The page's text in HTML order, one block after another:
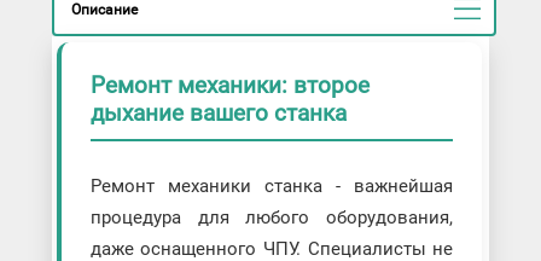
Описание
Ремонт механики: второе
дыхание вашего станка
Ремонт механики станка - важнейшая
процедура для любого оборудования,
даже оснащенного ЧПУ. Специалисты не